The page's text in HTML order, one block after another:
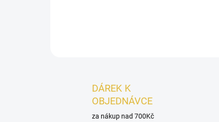
DÁREK K
OBJEDNÁVCE
za nákup nad 700Kč